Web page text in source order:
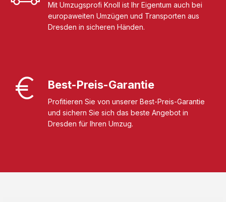
Mit Umzugsprofi Knoll ist Ihr Eigentum auch bei
europaweiten Umzügen und Transporten aus
Dresden in sicheren Händen.
Best-Preis-Garantie
Profitieren Sie von unserer Best-Preis-Garantie
und sichern Sie sich das beste Angebot in
Dresden für Ihren Umzug.